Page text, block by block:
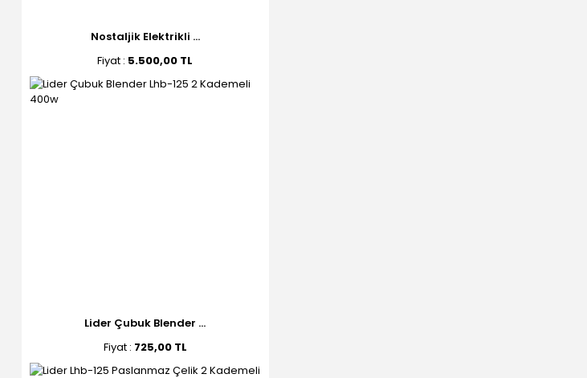
Nostaljik Elektrikli ...
Fiyat : 5.500,00 TL
Lider Çubuk Blender ...
Fiyat : 725,00 TL